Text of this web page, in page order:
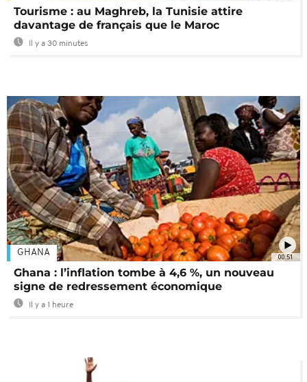
Tourisme : au Maghreb, la Tunisie attire
davantage de français que le Maroc
Il y a 30 minutes
00:51
GHANA
Ghana : l’inflation tombe à 4,6 %, un nouveau
signe de redressement économique
Il y a 1 heure